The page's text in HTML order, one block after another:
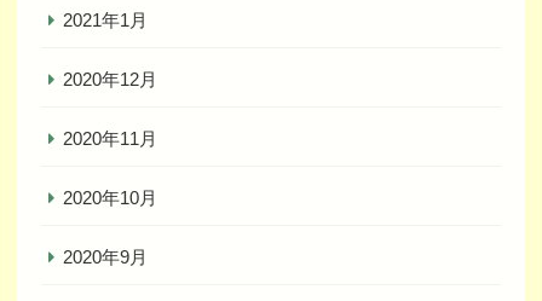
2021年1月
2020年12月
2020年11月
2020年10月
2020年9月